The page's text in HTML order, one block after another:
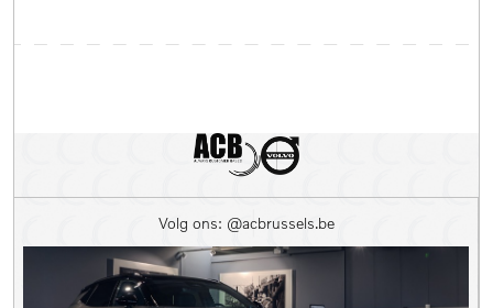
Kleur
Carrosserie
Volg ons: @acbrussels.be